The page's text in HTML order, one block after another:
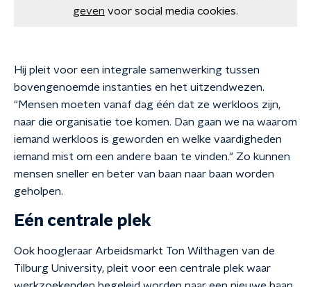
geven voor social media cookies.
Hij pleit voor een integrale samenwerking tussen
bovengenoemde instanties en het uitzendwezen.
"Mensen moeten vanaf dag één dat ze werkloos zijn,
naar die organisatie toe komen. Dan gaan we na waarom
iemand werkloos is geworden en welke vaardigheden
iemand mist om een andere baan te vinden." Zo kunnen
mensen sneller en beter van baan naar baan worden
geholpen.
Eén centrale plek
Ook hoogleraar Arbeidsmarkt Ton Wilthagen van de
Tilburg University, pleit voor een centrale plek waar